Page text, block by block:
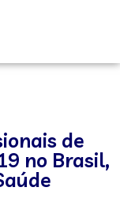
de
no Brasil,